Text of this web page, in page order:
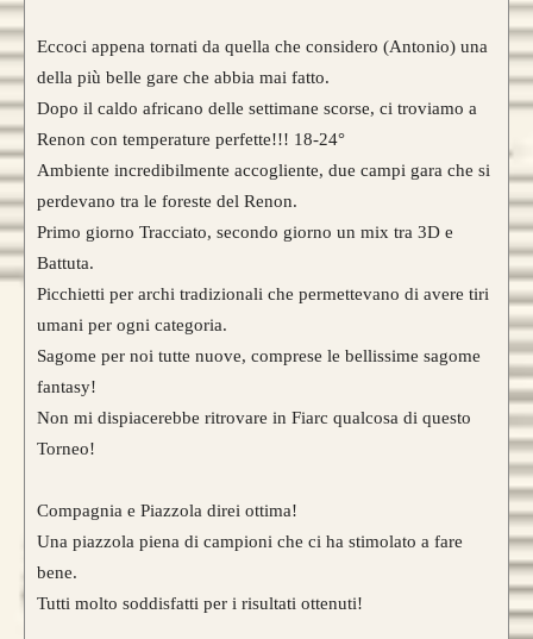
Eccoci appena tornati da quella che considero (Antonio) una
della più belle gare che abbia mai fatto.
Dopo il caldo africano delle settimane scorse, ci troviamo a
Renon con temperature perfette!!! 18-24°
Ambiente incredibilmente accogliente, due campi gara che si
perdevano tra le foreste del Renon.
Primo giorno Tracciato, secondo giorno un mix tra 3D e
Battuta.
Picchietti per archi tradizionali che permettevano di avere tiri
umani per ogni categoria.
Sagome per noi tutte nuove, comprese le bellissime sagome
fantasy!
Non mi dispiacerebbe ritrovare in Fiarc qualcosa di questo
Torneo!
Compagnia e Piazzola direi ottima!
Una piazzola piena di campioni che ci ha stimolato a fare
bene.
Tutti molto soddisfatti per i risultati ottenuti!